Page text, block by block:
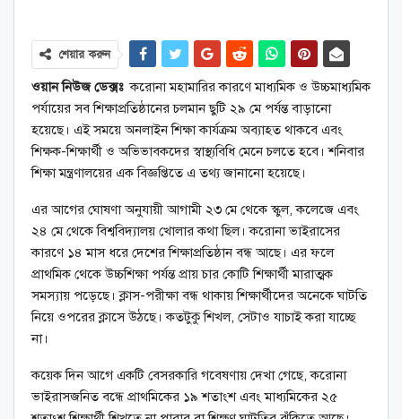
শেয়ার করুন
ওয়ান নিউজ ডেক্সঃকরোনা মহামারির কারণে মাধ্যমিক ও উচ্চমাধ্যমিক
পর্যায়ের সব শিক্ষাপ্রতিষ্ঠানের চলমান ছুটি ২৯ মে পর্যন্ত বাড়ানো
হয়েছে। এই সময়ে অনলাইন শিক্ষা কার্যক্রম অব্যাহত থাকবে এবং
শিক্ষক-শিক্ষার্থী ও অভিভাবকদের স্বাস্থ্যবিধি মেনে চলতে হবে। শনিবার
শিক্ষা মন্ত্রণালয়ের এক বিজ্ঞপ্তিতে এ তথ্য জানানো হয়েছে।
এর আগের ঘোষণা অনুযায়ী আগামী ২৩ মে থেকে স্কুল, কলেজে এবং
২৪ মে থেকে বিশ্ববিদ্যালয় খোলার কথা ছিল। করোনা ভাইরাসের
কারণে ১৪ মাস ধরে দেশের শিক্ষাপ্রতিষ্ঠান বন্ধ আছে। এর ফলে
প্রাথমিক থেকে উচ্চশিক্ষা পর্যন্ত প্রায় চার কোটি শিক্ষার্থী মারাত্মক
সমস্যায় পড়েছে। ক্লাস-পরীক্ষা বন্ধ থাকায় শিক্ষার্থীদের অনেকে ঘাটতি
নিয়ে ওপরের ক্লাসে উঠছে। কতটুকু শিখল, সেটাও যাচাই করা যাচ্ছে
না।
কয়েক দিন আগে একটি বেসরকারি গবেষণায় দেখা গেছে, করোনা
ভাইরাসজনিত বন্ধে প্রাথমিকের ১৯ শতাংশ এবং মাধ্যমিকের ২৫